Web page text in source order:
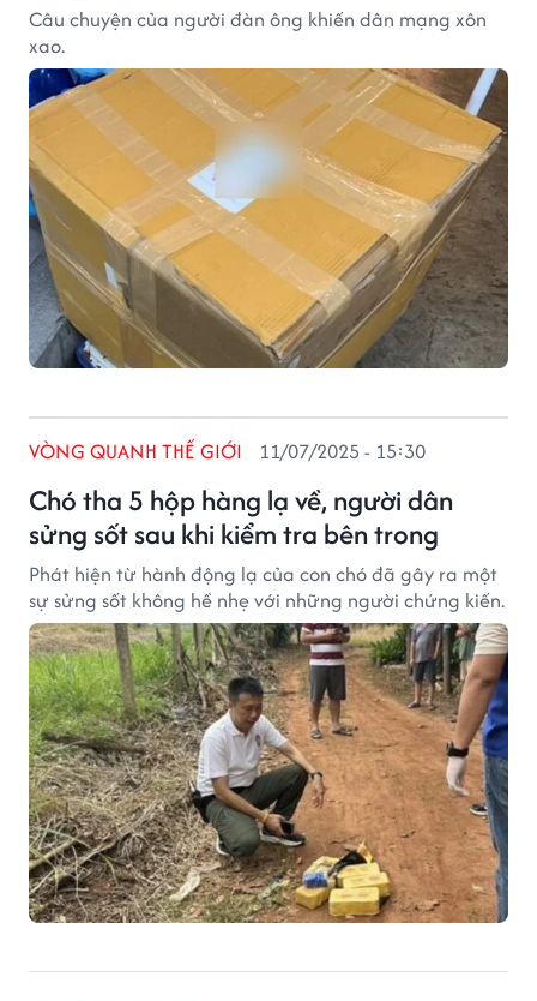
Câu chuyện của người đàn ông khiến dân mạng xôn
xao.
Chó tha 5 hộp hàng lạ về, người dân
sửng sốt sau khi kiểm tra bên trong
VÒNG QUANH THẾ GIỚI 11/07/2025 - 15:30
Phát hiện từ hành động lạ của con chó đã gây ra một
sự sửng sốt không hề nhẹ với những người chứng kiến.